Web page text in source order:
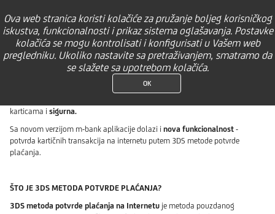
×
UniCredit Bank Banja Luka
BESPLATNO Preuzmi na Google Play
POGLEDAJ
Ova web stranica koristi kolačiće za pružanje boljeg korisničkog
iskustva, funkcionalnosti i prikaz sistema oglašavanja. Postavke
kolačića se mogu kontrolisati i konfigurisati u Vašem web
pregledniku. Ukoliko nastavite sa pretraživanjem, smatramo da
se slažete sa upotrebom kolačića.
OK
Kupovina
putem
U današnje vrijeme sve češće kupujemo i tražimo stvari putem interneta.
karticama i sigurna.
Sa novom verzijom m-bank aplikacije dolazi i nova funkcionalnost -
potvrda kartičnih transakcija na internetu putem 3DS metode potvrde
plaćanja.
ŠTO JE 3DS METODA POTVRDE PLAĆANJA?
3DS metoda potvrde plaćanja na Internetu je metoda pouzdanog